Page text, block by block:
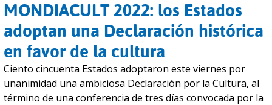
MONDIACULT 2022: los Estados
adoptan una Declaración histórica
en favor de la cultura
Ciento cincuenta Estados adoptaron este viernes por
unanimidad una ambiciosa Declaración por la Cultura, al
término de una conferencia de tres días convocada por la